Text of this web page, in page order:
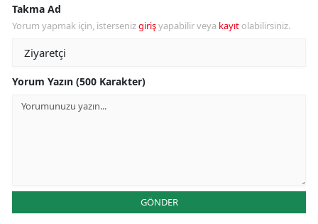
Takma Ad
Yorum yapmak için, istersenizgirişyapabilir veya kayıt olabilirsiniz.
Yorum Yazın (500 Karakter)
GÖNDER